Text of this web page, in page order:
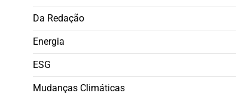
Da Redação
Energia
ESG
Mudanças Climáticas